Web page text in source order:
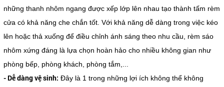
những thanh nhôm ngang được xếp lớp lên nhau tạo thành tấm rèm
cửa có khả năng che chắn tốt. Với khả năng dễ dàng trong việc kéo
lên hoặc thả xuống để điều chỉnh ánh sáng theo nhu cầu, rèm sáo
nhôm xứng đáng là lựa chọn hoàn hảo cho nhiều không gian như
phòng bếp, phòng khách, phòng tắm,...
- Dễ dàng vệ sinh: Đây là 1 trong những lợi ích không thể không